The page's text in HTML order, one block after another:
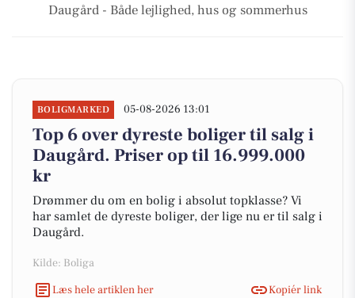
Daugård - Både lejlighed, hus og sommerhus
BOLIGMARKED 05-08-2026 13:01
Top 6 over dyreste boliger til salg i
Daugård. Priser op til 16.999.000
kr
Drømmer du om en bolig i absolut topklasse? Vi
har samlet de dyreste boliger, der lige nu er til salg i
Daugård.
Kilde: Boliga
Læs hele artiklen her
Kopiér link